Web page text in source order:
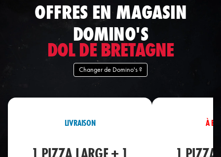
OFFRES EN MAGASIN
DOMINO'S
DOL DE BRETAGNE
Changer de Domino's ?
LIVRAISON À